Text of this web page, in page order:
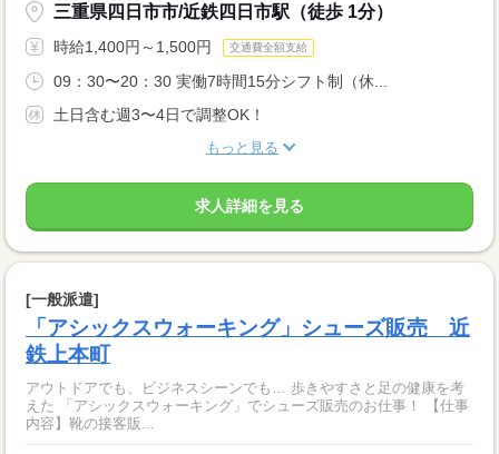
三重県四日市市/近鉄四日市駅（徒歩 1分）
時給1,400円～1,500円 交通費全額支給
09：30〜20：30 実働7時間15分シフト制（休...
土日含む週3〜4日で調整OK！
もっと見る
求人詳細を見る
[一般派遣]
「アシックスウォーキング」シューズ販売 近
鉄上本町
アウトドアでも、ビジネスシーンでも… 歩きやすさと足の健康を考
えた 「アシックスウォーキング」でシューズ販売のお仕事！ 【仕事
内容】靴の接客販...